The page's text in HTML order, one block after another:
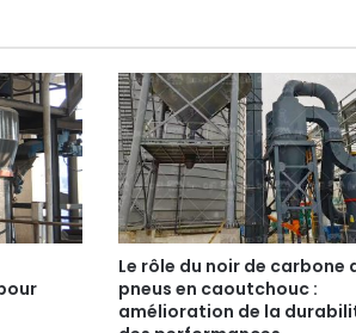
Le rôle du noir de carbone
pneus en caoutchouc :
amélioration de la